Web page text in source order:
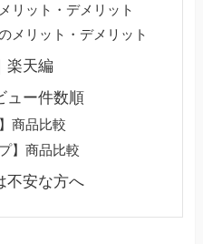
リット・デメリット
メリット・デメリット
楽天編
ュー件数順
商品比較
】商品比較
不安な方へ